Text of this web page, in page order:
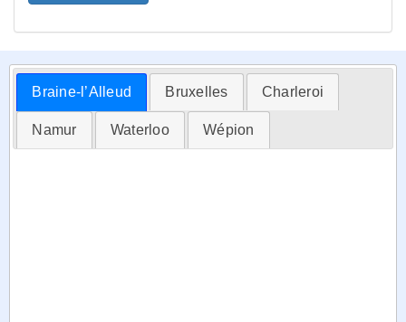
Braine-l’Alleud Bruxelles Charleroi
Namur Waterloo Wépion